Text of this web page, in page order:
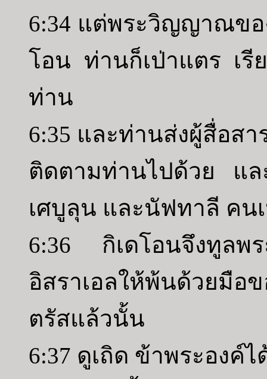
6:34 แต่พระวิญญาณขอ
โอน ท่านก็เป่าแตร เรี
ท่าน
6:35 และท่านส่งผู้สื่อสา
ติดตามท่านไปด้วย แล
เศบูลุน และนัฟทาลี ค
6:36 กิเดโอนจึงทูลพ
อิสราเอลให้พ้นด้วยมื
ตรัสแล้วนั้น
6:37 ดูเถิด ข้าพระองค์